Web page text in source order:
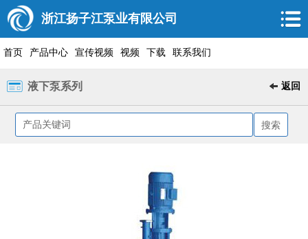
浙江扬子江泵业有限公司
首页 产品中心 宣传视频 视频 下载 联系我们
液下泵系列 返回